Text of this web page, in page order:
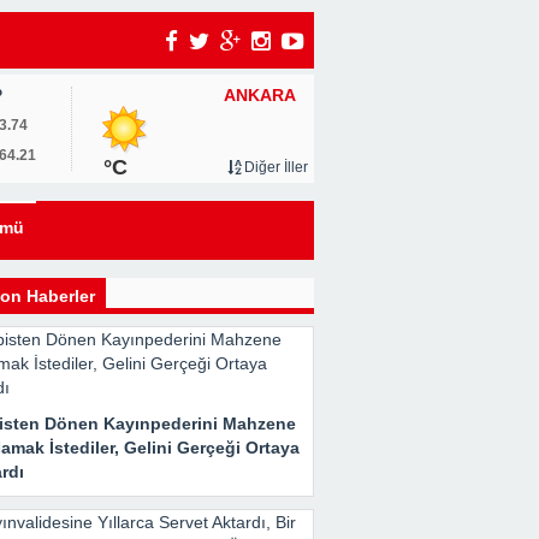
ANKARA
°C Diğer İller
Haberler
Dönen Kayınpederini Mahzene
İstediler, Gelini Gerçeği Ortaya